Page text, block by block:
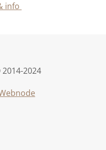
info
2024